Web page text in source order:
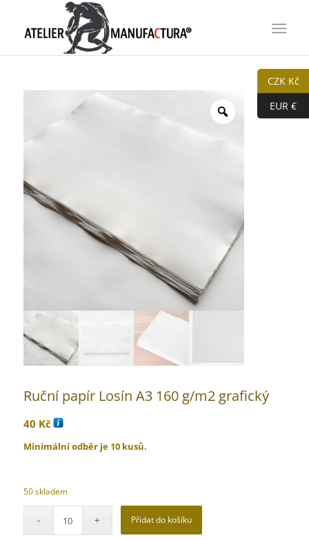
Ruční papír Losín A3 160 g/m2 grafický
40 Kč
Minimální odběr je 10 kusů.
50 skladem
Přidat do košíku
CZK Kč
EUR €